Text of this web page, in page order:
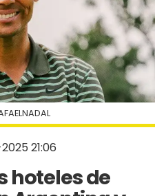
21:06
hoteles de